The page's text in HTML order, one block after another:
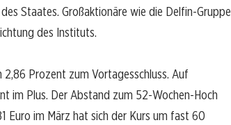
Staates. Großaktionäre wie die Delfin-Gruppe
des Instituts.
Prozent zum Vortagesschluss. Auf
im Plus. Der Abstand zum 52-Wochen-Hoch
Euro im März hat sich der Kurs um fast 60